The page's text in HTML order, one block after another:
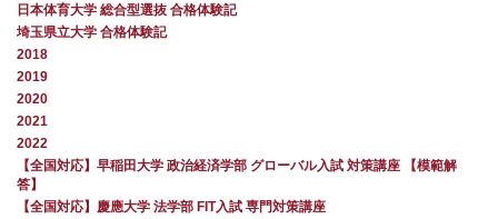
日本体育大学 総合型選抜 合格体験記
埼玉県立大学 合格体験記
2018
2019
2020
2021
2022
【全国対応】早稲田大学 政治経済学部 グローバル入試 対策講座 【模範解
答】
【全国対応】慶應大学 法学部 FIT入試 専門対策講座